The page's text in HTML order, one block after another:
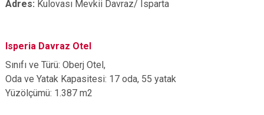
Adres: Kulovası Mevkii Davraz/ Isparta
Isperia Davraz Otel
Sınıfı ve Türü: Oberj Otel,
Oda ve Yatak Kapasitesi: 17 oda, 55 yatak
Yüzölçümü: 1.387 m2